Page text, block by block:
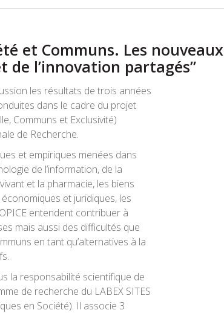
et Communs. Les nouveaux
de l’innovation partagés”
les résultats de trois années
dans le cadre du projet
Communs et Exclusivité)
de Recherche.
et empiriques menées dans
de l’information, de la
et la pharmacie, les biens
et juridiques, les
entendent contribuer à
mais aussi des difficultés que
en tant qu’alternatives à la
la responsabilité scientifique de
de recherche du LABEX SITES
en Société). Il associe 3